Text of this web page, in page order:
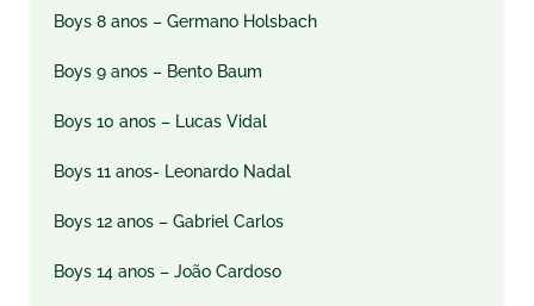
Boys 8 anos – Germano Holsbach
Boys 9 anos – Bento Baum
Boys 10 anos – Lucas Vidal
Boys 11 anos- Leonardo Nadal
Boys 12 anos – Gabriel Carlos
Boys 14 anos – João Cardoso